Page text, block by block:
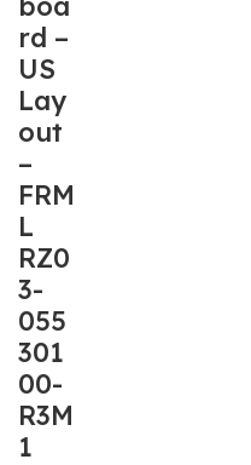
rd –
US
Lay
out
–
FRM
L
RZ0
3-
055
301
00-
R3M
1